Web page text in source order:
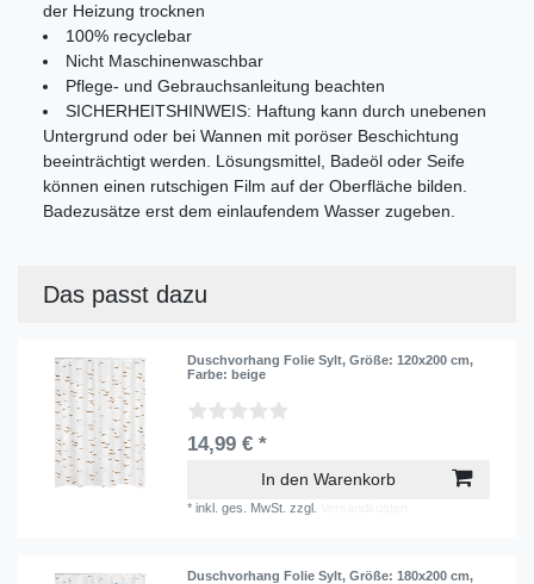
der Heizung trocknen
100% recyclebar
Nicht Maschinenwaschbar
Pflege- und Gebrauchsanleitung beachten
SICHERHEITSHINWEIS: Haftung kann durch unebenen
Untergrund oder bei Wannen mit poröser Beschichtung
beeinträchtigt werden. Lösungsmittel, Badeöl oder Seife
können einen rutschigen Film auf der Oberfläche bilden.
Badezusätze erst dem einlaufendem Wasser zugeben.
Das passt dazu
Duschvorhang Folie Sylt, Größe: 120x200 cm,
Farbe: beige
14,99 € *
In den Warenkorb
*inkl. ges. MwSt. zzgl.
Duschvorhang Folie Sylt, Größe: 180x200 cm,